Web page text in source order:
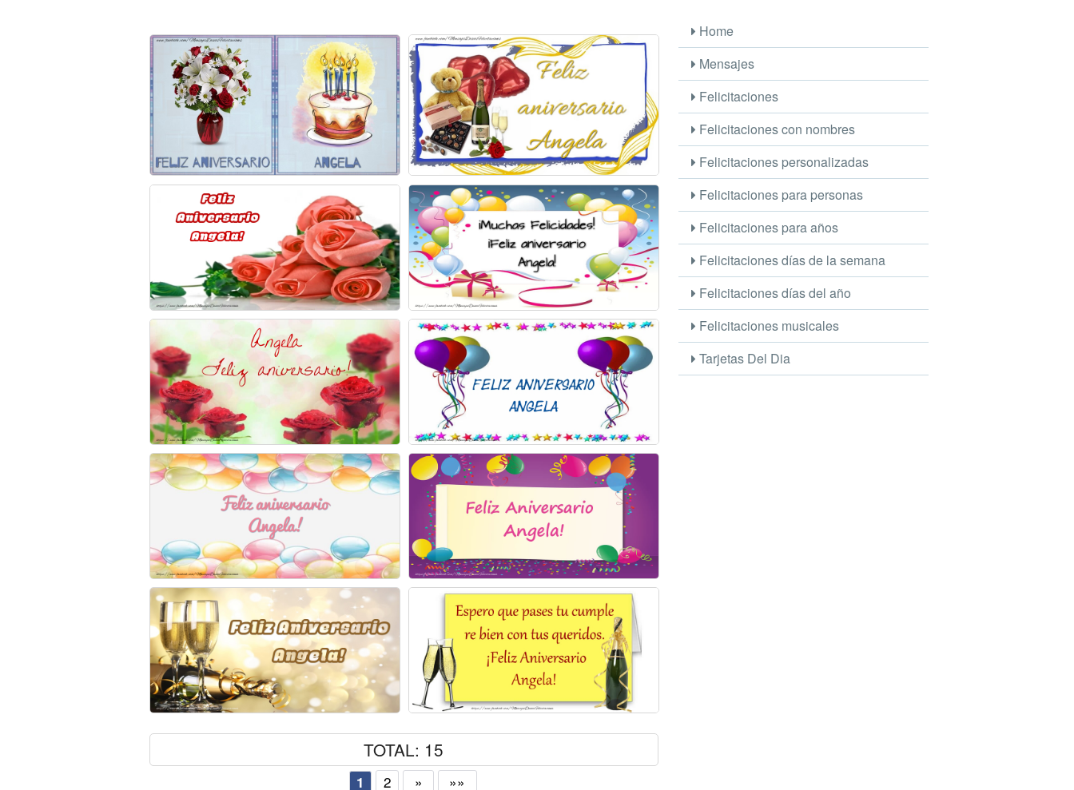
TOTAL: 15
1 2 » »»
Home
Mensajes
Felicitaciones
Felicitaciones con nombres
Felicitaciones personalizadas
Felicitaciones para personas
Felicitaciones para años
Felicitaciones días de la semana
Felicitaciones días del año
Felicitaciones musicales
Tarjetas Del Dia